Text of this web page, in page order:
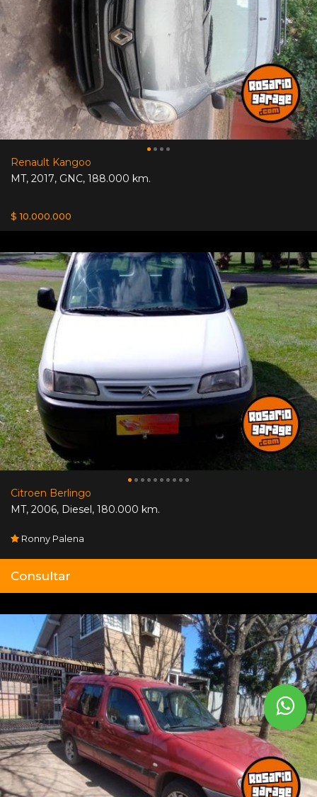
Renault Kangoo
MT, 2017, GNC, 188.000 km.
$ 10.000.000
Citroen Berlingo
MT, 2006, Diesel, 180.000 km.
Ronny Palena
Consultar